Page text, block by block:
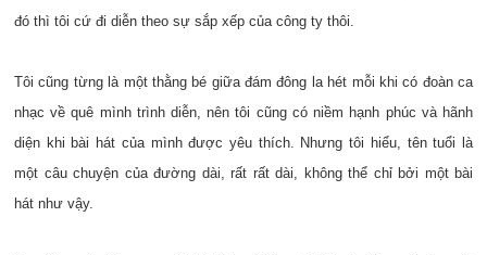
đó thì tôi cứ đi diễn theo sự sắp xếp của công ty thôi.
Tôi cũng từng là một thằng bé giữa đám đông la hét mỗi khi có đoàn ca
nhạc về quê mình trình diễn, nên tôi cũng có niềm hạnh phúc và hãnh
diện khi bài hát của mình được yêu thích. Nhưng tôi hiểu, tên tuổi là
một câu chuyện của đường dài, rất rất dài, không thể chỉ bởi một bài
hát như vậy.